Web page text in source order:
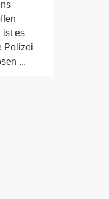
ist es
Polizei
...